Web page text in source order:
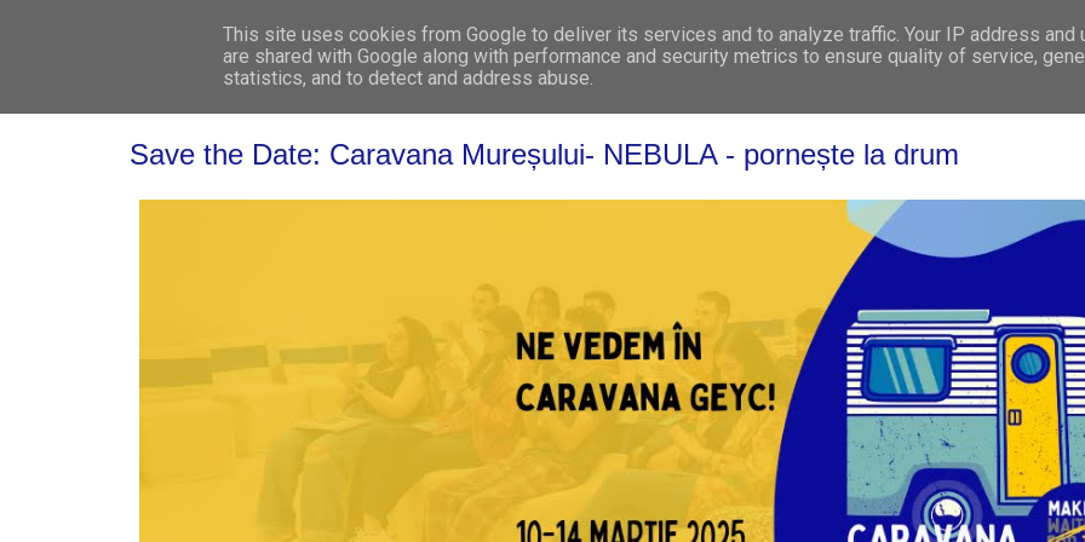
GET
WHAT WE DO
WHO WE ARE
Save the Date: Caravana Mureșului- NEBULA - pornește la drum
This site uses cookies from Google to deliver its services and to analyze traffic. Your IP address and
are shared with Google along with performance and security metrics to ensure quality of service,
statistics, and to detect and address abuse.